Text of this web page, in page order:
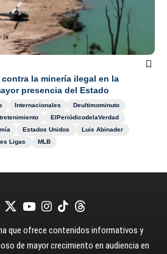
la minería ilegal en la
presencia del Estado
Internacionales
Deultimominuto
ElPeriódicodelaVerdad
Estados Unidos
Luis Abinader
Ligas MLB
que ofrece contenidos informativos y
de mayor crecimiento en audiencia en